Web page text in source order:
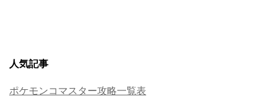
人気記事
ポケモンコマスター攻略一覧表